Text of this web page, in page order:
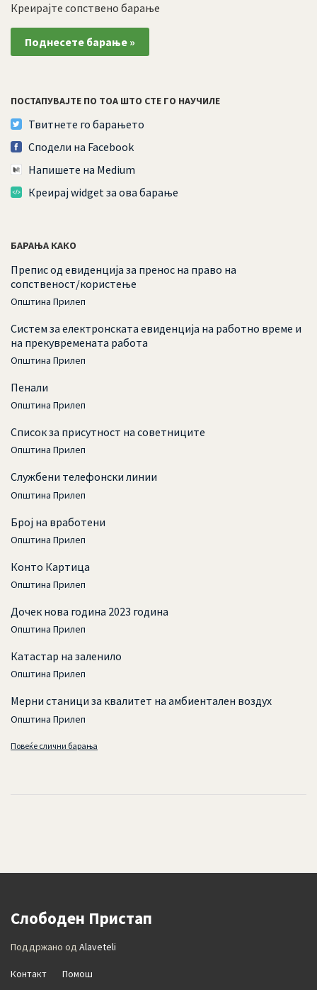
Креирајте сопствено барање
Поднесете барање »
ПОСТАПУВАЈТЕ ПО ТОА ШТО СТЕ ГО НАУЧИЛЕ
Твитнете го барањето
Сподели на Facebook
Напишете на Medium
Креирај widget за ова барање
БАРАЊА КАКО
Препис од евиденција за пренос на право на
сопственост/користење
Општина Прилеп
Систем за електронската евиденција на работно време и
на прекувремената работа
Општина Прилеп
Пенали
Општина Прилеп
Список за присутност на советниците
Општина Прилеп
Службени телефонски линии
Општина Прилеп
Број на вработени
Општина Прилеп
Конто Картица
Општина Прилеп
Дочек нова година 2023 година
Општина Прилеп
Катастар на заленило
Општина Прилеп
Мерни станици за квалитет на амбиентален воздух
Општина Прилеп
Повеќе слични барања
Слободен Пристап
Поддржано од Alaveteli
Контакт Помош